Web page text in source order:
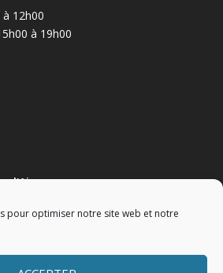
pour optimiser notre site web et notre
à 12h00
à 19h00
l'Ain
Val de Saône Centre